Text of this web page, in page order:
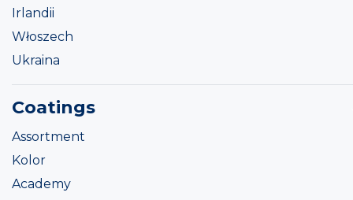
Irlandii
Włoszech
Ukraina
Coatings
Assortment
Kolor
Academy